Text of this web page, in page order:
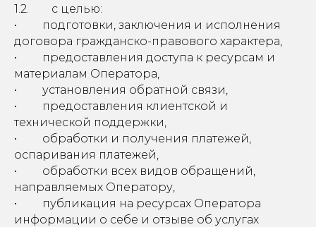
1.2. с целью:
• подготовки, заключения и исполнения
договора гражданско-правового характера,
• предоставления доступа к ресурсам и
материалам Оператора,
• установления обратной связи,
• предоставления клиентской и
технической поддержки,
• обработки и получения платежей,
оспаривания платежей,
• обработки всех видов обращений,
направляемых Оператору,
• публикация на ресурсах Оператора
информации о себе и отзыве об услугах